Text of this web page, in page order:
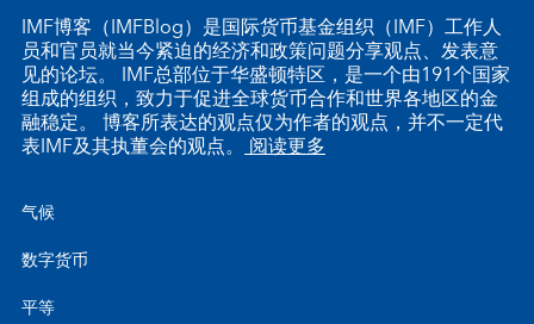
IMF博客（IMFBlog）是国际货币基金组织（IMF）工作人
员和官员就当今紧迫的经济和政策问题分享观点、发表意
见的论坛。 IMF总部位于华盛顿特区，是一个由191个国家
组成的组织，致力于促进全球货币合作和世界各地区的金
融稳定。 博客所表达的观点仅为作者的观点，并不一定代
表IMF及其执董会的观点。 阅读更多
气候
数字货币
平等